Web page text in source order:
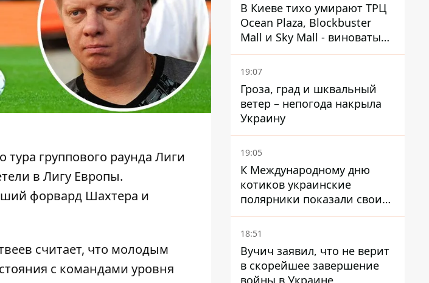
группового раунда Лиги
в Лигу Европы.
форвард Шахтера и
считает, что молодым
с командами уровня
В Киеве тихо умирают ТРЦ
Ocean Plaza, Blockbuster
Mall и Sky Mall - виноваты
ленивые менеджеры и
каннибализм
19:07
Гроза, град и шквальный
ветер – непогода накрыла
Украину
19:05
К Международному дню
котиков украинские
полярники показали своих
полярников в Антарктиде
18:51
Вучич заявил, что не верит
в скорейшее завершение
войны в Украине